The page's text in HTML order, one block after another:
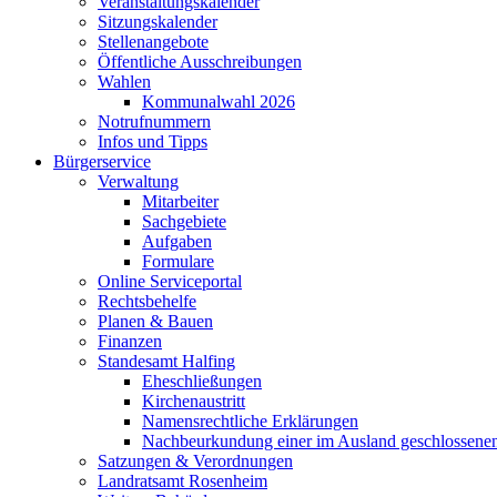
Sitzungskalender
Stellenangebote
Öffentliche Ausschreibungen
Wahlen
Kommunalwahl 2026
Notrufnummern
Infos und Tipps
Bürgerservice
Verwaltung
Mitarbeiter
Sachgebiete
Aufgaben
Formulare
Online Serviceportal
Rechtsbehelfe
Planen & Bauen
Finanzen
Standesamt Halfing
Eheschließungen
Kirchenaustritt
Namensrechtliche Erklärungen
Nachbeurkundung einer im Ausland
Satzungen & Verordnungen
Landratsamt Rosenheim